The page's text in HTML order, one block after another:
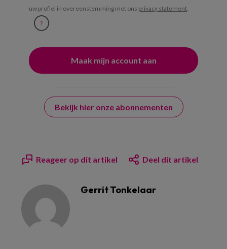
uw profiel in overeenstemming met ons privacy statement.
?
Bekijk hier onze abonnementen
Reageer op dit artikel Deel dit artikel
Gerrit Tonkelaar